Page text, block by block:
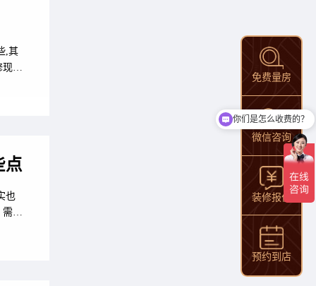
,其
代
点
也
要
素
免费量房
微信咨询
装修报价
预约到店
你们是怎么收费的？